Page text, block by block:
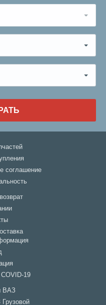
соглашение
19
ВАЗ